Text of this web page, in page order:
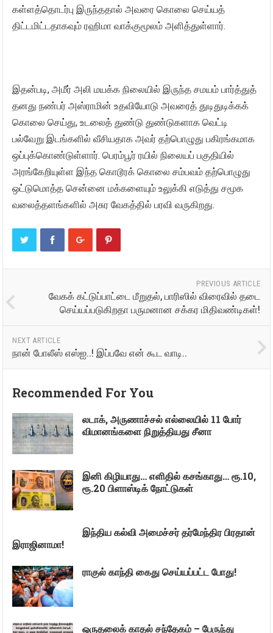
கள்ளத்தொடர்பு இருந்ததால் அவரை கொலை செய்யத்
திட்டமிட்டதாகவும் ரஹிமா வாக்குமூலம் அளித்துள்ளார்.
இதன்படி, அமீர் அலி மயக்க நிலையில் இருந்த சமயம் பார்த்துத்
தனது நண்பர் அஸ்ராமின் உதவியோடு அவரைத் துடிதுடிக்கக்
கொலை செய்து, உடலைத் துண்டு துண்டுகளாக வெட்டி
பல்வேறு இடங்களில் வீசியதாக அவர் தற்பொழுது பகிரங்கமாக
ஒப்புக்கொண்டுள்ளார். பெரம்பூர் ரயில் நிலையப் பகுதியில்
அரங்கேறியுள்ள இந்த கொடூரக் கொலை சம்பவம் தற்பொழுது
ஒட்டுமொத்த சென்னை மக்களையும் உலுக்கி எடுத்து சமூக
வலைத்தளங்களில் அசுர வேகத்தில் பரவி வருகிறது.
PREVIOUS ARTICLE
வேகக் கட்டுப்பாட்டை மீறுதல், பாரிஸில் விரைவில் தடை
செய்யப்படுகிறதா பருமனான சக்கர மிதிவண்டிகள்!
NEXT ARTICLE
நான் போலீஸ் எஸ்ஐ..! இப்பவே என் கூட வாடி..
Recommended For You
லடாக், அருணாச்சல் எல்லையில் 11 போர்
விமானங்களை நிறுத்தியது சீனா
இனி கிழியாது… எளிதில் கசங்காது… ரூ.10,
ரூ.20 பிளாஸ்டிக் நோட்டுகள்
இந்திய கல்வி அமைச்சர் தர்மேந்திர பிரதான்
இராஜினாமா!
ராகுல் காந்தி கைது செய்யப்பட்ட போது!
ஒருதலைக் காதல் சந்தேகம் – பேருந்து